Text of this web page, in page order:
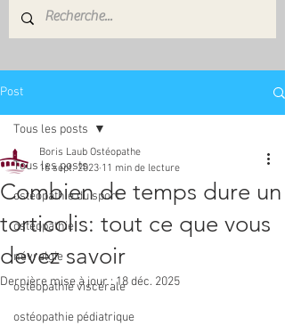
Post
Tous les posts
ostéopathie du sport
ostéopathie
névralgie
ostéopathie viscérale
ostéopathie pédiatrique
Tous les posts
Combien de temps dure un
torticolis: tout ce que vous
devez savoir
Boris Laub Ostéopathe
16 sept. 2023 11 min de lecture
Dernière mise à jour :18 déc. 2025